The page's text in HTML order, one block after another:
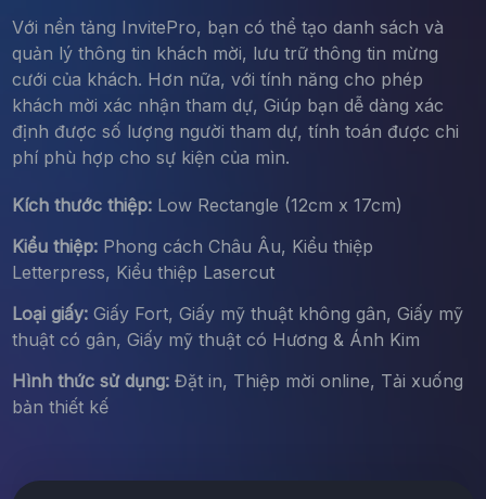
Với nền tảng InvitePro, bạn có thể tạo danh sách và
quản lý thông tin khách mời, lưu trữ thông tin mừng
cưới của khách. Hơn nữa, với tính năng cho phép
khách mời xác nhận tham dự, Giúp bạn dễ dàng xác
định được số lượng người tham dự, tính toán được chi
phí phù hợp cho sự kiện của mìn.
Kích thước thiệp:Low Rectangle (12cm x 17cm)
Kiểu thiệp:Phong cách Châu Âu, Kiểu thiệp
Letterpress, Kiểu thiệp Lasercut
Loại giấy:Giấy Fort, Giấy mỹ thuật không gân, Giấy mỹ
thuật có gân, Giấy mỹ thuật có Hương & Ánh Kim
Hình thức sử dụng:Đặt in, Thiệp mời online, Tải xuống
bản thiết kế